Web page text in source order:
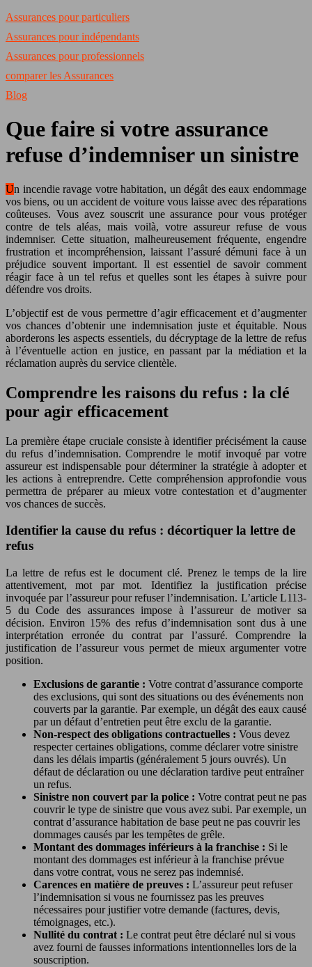
Assurances pour particuliers
Assurances pour indépendants
Assurances pour professionnels
comparer les Assurances
Blog
Que faire si votre assurance
refuse d’indemniser un sinistre
Un incendie ravage votre habitation, un dégât des eaux endommage
vos biens, ou un accident de voiture vous laisse avec des réparations
coûteuses. Vous avez souscrit une assurance pour vous protéger
contre de tels aléas, mais voilà, votre assureur refuse de vous
indemniser. Cette situation, malheureusement fréquente, engendre
frustration et incompréhension, laissant l’assuré démuni face à un
préjudice souvent important. Il est essentiel de savoir comment
réagir face à un tel refus et quelles sont les étapes à suivre pour
défendre vos droits.
L’objectif est de vous permettre d’agir efficacement et d’augmenter
vos chances d’obtenir une indemnisation juste et équitable. Nous
aborderons les aspects essentiels, du décryptage de la lettre de refus
à l’éventuelle action en justice, en passant par la médiation et la
réclamation auprès du service clientèle.
Comprendre les raisons du refus : la clé
pour agir efficacement
La première étape cruciale consiste à identifier précisément la cause
du refus d’indemnisation. Comprendre le motif invoqué par votre
assureur est indispensable pour déterminer la stratégie à adopter et
les actions à entreprendre. Cette compréhension approfondie vous
permettra de préparer au mieux votre contestation et d’augmenter
vos chances de succès.
Identifier la cause du refus : décortiquer la lettre de
refus
La lettre de refus est le document clé. Prenez le temps de la lire
attentivement, mot par mot. Identifiez la justification précise
invoquée par l’assureur pour refuser l’indemnisation. L’article L113-
5 du Code des assurances impose à l’assureur de motiver sa
décision. Environ 15% des refus d’indemnisation sont dus à une
interprétation erronée du contrat par l’assuré. Comprendre la
justification de l’assureur vous permet de mieux argumenter votre
position.
Exclusions de garantie : Votre contrat d’assurance comporte
des exclusions, qui sont des situations ou des événements non
couverts par la garantie. Par exemple, un dégât des eaux causé
par un défaut d’entretien peut être exclu de la garantie.
Non-respect des obligations contractuelles : Vous devez
respecter certaines obligations, comme déclarer votre sinistre
dans les délais impartis (généralement 5 jours ouvrés). Un
défaut de déclaration ou une déclaration tardive peut entraîner
un refus.
Sinistre non couvert par la police : Votre contrat peut ne pas
couvrir le type de sinistre que vous avez subi. Par exemple, un
contrat d’assurance habitation de base peut ne pas couvrir les
dommages causés par les tempêtes de grêle.
Montant des dommages inférieurs à la franchise : Si le
montant des dommages est inférieur à la franchise prévue
dans votre contrat, vous ne serez pas indemnisé.
Carences en matière de preuves : L’assureur peut refuser
l’indemnisation si vous ne fournissez pas les preuves
nécessaires pour justifier votre demande (factures, devis,
témoignages, etc.).
Nullité du contrat : Le contrat peut être déclaré nul si vous
avez fourni de fausses informations intentionnelles lors de la
souscription.